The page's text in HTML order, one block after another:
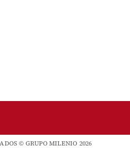
© GRUPO MILENIO 2026